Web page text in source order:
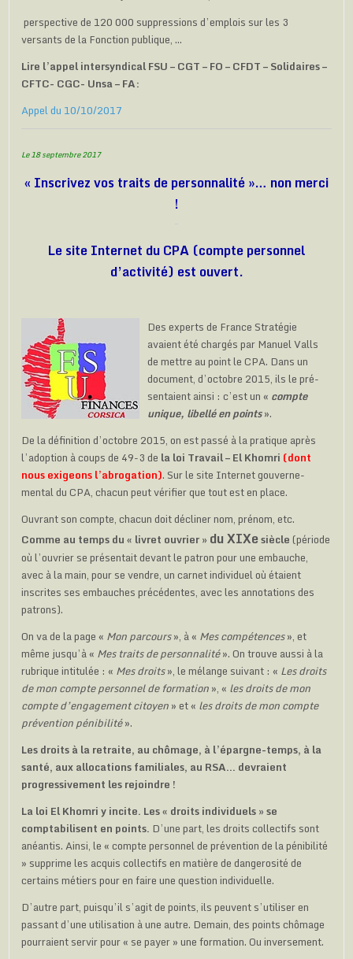
perspective de 120 000 suppressions d’emplois sur les 3
versants de la Fonction publique, …
Lire l’appel intersyndical FSU – CGT – FO – CFDT – Solidaires –
CFTC- CGC- Unsa – FA:
Appel du 10/10/2017
Le 18 septembre 2017
« Inscrivez vos traits de personnalité »… non merci
!
Le site Internet du CPA (compte personnel
d’activité) est ouvert.
Des experts de France Stratégie
avaient été chargés par Manuel Valls
de mettre au point le CPA. Dans un
document, d’octobre 2015, ils le pré­
sentaient ainsi : c’est un « compte
unique, libellé en points».
De la définition d’octobre 2015, on est passé à la pratique après
l’adoption à coups de 49-3 de la loi Travail – El Khomri (dont
nous exigeons l’abrogation). Sur le site Internet gouverne­
mental du CPA, chacun peut vérifier que tout est en place.
Ouvrant son compte, chacun doit décliner nom, prénom, etc.
Comme au temps du « livret ouvrier » du XIXesiècle(période
où l’ouvrier se présentait devant le patron pour une embauche,
avec à la main, pour se vendre, un carnet individuel où étaient
inscrites ses embauches précé­dentes, avec les annotations des
patrons).
On va de la page « Mon parcours», à « Mes compétences», et
même jusqu’à « Mes traits de personnalité». On trouve aussi à la
rubrique intitulée : « Mes droits», le mélange suivant : « Les droits
de mon compte personnel de formation», « les droits de mon
compte d’engagement citoyen» et « les droits de mon compte
pré­vention pénibilité».
Les droits à la retraite, au chômage, à l’épargne-temps, à la
santé, aux allocations familiales, au RSA… devraient
progressivement les rejoindre !
La loi El Khomri y incite. Les « droits individuels » se
comptabilisent en points. D’une part, les droits collectifs sont
anéantis. Ainsi, le « compte personnel de prévention de la pénibilité
» supprime les acquis collectifs en matière de dangero­sité de
certains métiers pour en faire une question individuelle.
D’autre part, puisqu’il s’agit de points, ils peuvent s’utiliser en
passant d’une utili­sation à une autre. Demain, des points chô­mage
pourraient servir pour « se payer » une formation. Ou inversement.